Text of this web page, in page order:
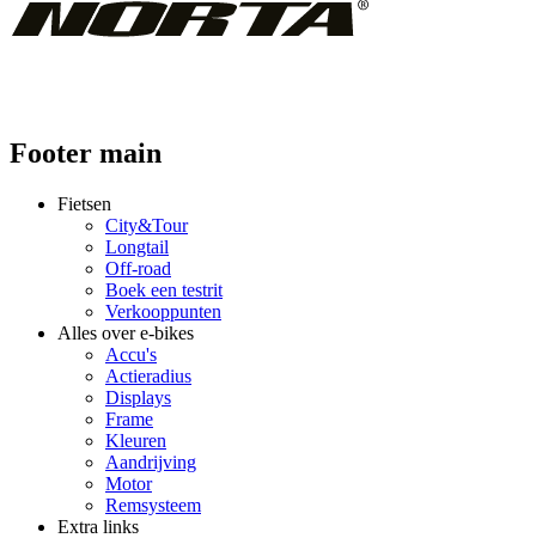
Footer main
Fietsen
City&Tour
Longtail
Off-road
Boek een testrit
Verkooppunten
Alles over e-bikes
Accu's
Actieradius
Displays
Frame
Kleuren
Aandrijving
Motor
Remsysteem
Extra links